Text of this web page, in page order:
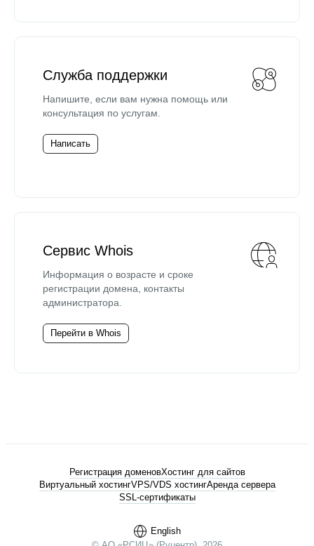
Служба поддержки
Напишите, если вам нужна помощь или
консультация по услугам.
Написать
Сервис Whois
Информация о возрасте и сроке
регистрации домена, контакты
администратора.
Перейти в Whois
English
Регистрация доменовХостинг для сайтов
Виртуальный хостингVPS/VDS хостингАренда сервера
SSL-сертификаты